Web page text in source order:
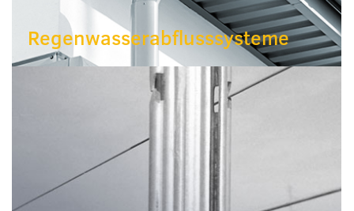
Regenwasserabflusssysteme